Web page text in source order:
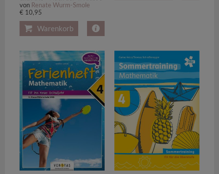
von Renate Wurm-Smole
€ 10,95
Warenkorb